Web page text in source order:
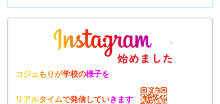
コジュ もりが学校の様子を
リアルタイムで発信していきます